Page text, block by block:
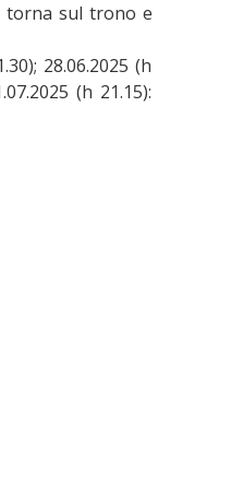
torna sul trono e
28.06.2025 (h
(h 21.15):